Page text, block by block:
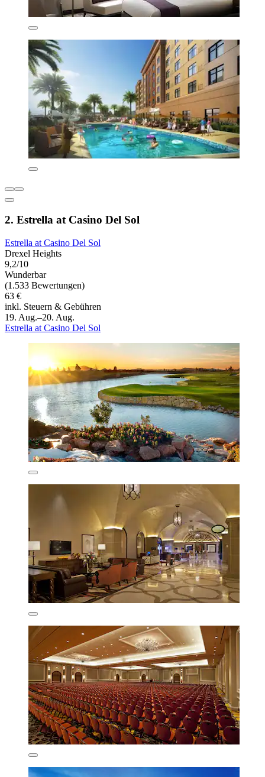
2. Estrella at Casino Del Sol
Estrella at Casino Del Sol
Drexel Heights
9,2/10
Wunderbar
(1.533 Bewertungen)
63 €
inkl. Steuern & Gebühren
19. Aug.–20. Aug.
Estrella at Casino Del Sol